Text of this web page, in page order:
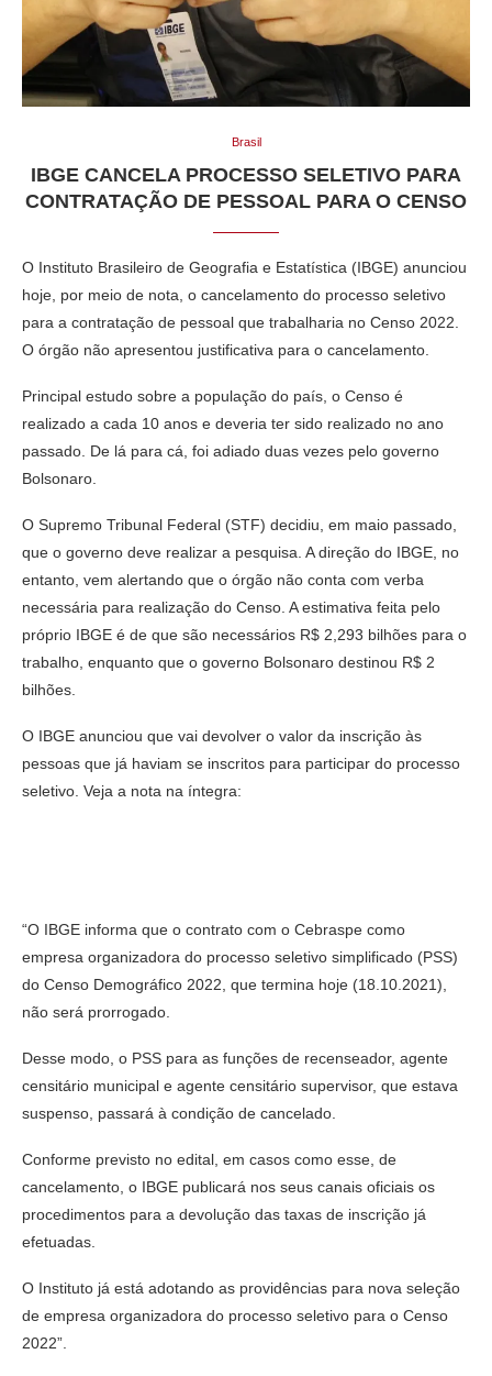
Brasil
IBGE CANCELA PROCESSO SELETIVO PARA
CONTRATAÇÃO DE PESSOAL PARA O CENSO
O Instituto Brasileiro de Geografia e Estatística (IBGE) anunciou
hoje, por meio de nota, o cancelamento do processo seletivo
para a contratação de pessoal que trabalharia no Censo 2022.
O órgão não apresentou justificativa para o cancelamento.
Principal estudo sobre a população do país, o Censo é
realizado a cada 10 anos e deveria ter sido realizado no ano
passado. De lá para cá, foi adiado duas vezes pelo governo
Bolsonaro.
O Supremo Tribunal Federal (STF) decidiu, em maio passado,
que o governo deve realizar a pesquisa. A direção do IBGE, no
entanto, vem alertando que o órgão não conta com verba
necessária para realização do Censo. A estimativa feita pelo
próprio IBGE é de que são necessários R$ 2,293 bilhões para o
trabalho, enquanto que o governo Bolsonaro destinou R$ 2
bilhões.
O IBGE anunciou que vai devolver o valor da inscrição às
pessoas que já haviam se inscritos para participar do processo
seletivo. Veja a nota na íntegra:
“O IBGE informa que o contrato com o Cebraspe como
empresa organizadora do processo seletivo simplificado (PSS)
do Censo Demográfico 2022, que termina hoje (18.10.2021),
não será prorrogado.
Desse modo, o PSS para as funções de recenseador, agente
censitário municipal e agente censitário supervisor, que estava
suspenso, passará à condição de cancelado.
Conforme previsto no edital, em casos como esse, de
cancelamento, o IBGE publicará nos seus canais oficiais os
procedimentos para a devolução das taxas de inscrição já
efetuadas.
O Instituto já está adotando as providências para nova seleção
de empresa organizadora do processo seletivo para o Censo
2022”.